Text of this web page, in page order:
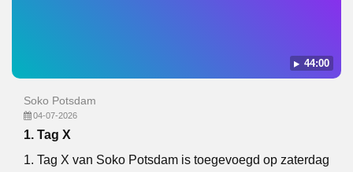
44:00
Soko Potsdam
04-07-2026
1. Tag X
1. Tag X van Soko Potsdam is toegevoegd op zaterdag